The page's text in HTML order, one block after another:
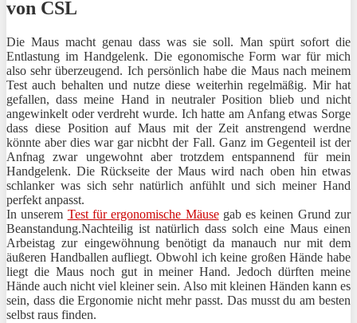
von CSL
Die Maus macht genau dass was sie soll. Man spürt sofort die
Entlastung im Handgelenk. Die egonomische Form war für mich
also sehr überzeugend. Ich persönlich habe die Maus nach meinem
Test auch behalten und nutze diese weiterhin regelmäßig. Mir hat
gefallen, dass meine Hand in neutraler Position blieb und nicht
angewinkelt oder verdreht wurde. Ich hatte am Anfang etwas Sorge
dass diese Position auf Maus mit der Zeit anstrengend werdne
könnte aber dies war gar nicbht der Fall. Ganz im Gegenteil ist der
Anfnag zwar ungewohnt aber trotzdem entspannend für mein
Handgelenk. Die Rückseite der Maus wird nach oben hin etwas
schlanker was sich sehr natürlich anfühlt und sich meiner Hand
perfekt anpasst.
In unserem Test für ergonomische Mäuse gab es keinen Grund zur
Beanstandung.Nachteilig ist natürlich dass solch eine Maus einen
Arbeistag zur eingewöhnung benötigt da manauch nur mit dem
äußeren Handballen aufliegt. Obwohl ich keine großen Hände habe
liegt die Maus noch gut in meiner Hand. Jedoch dürften meine
Hände auch nicht viel kleiner sein. Also mit kleinen Händen kann es
sein, dass die Ergonomie nicht mehr passt. Das musst du am besten
selbst raus finden.